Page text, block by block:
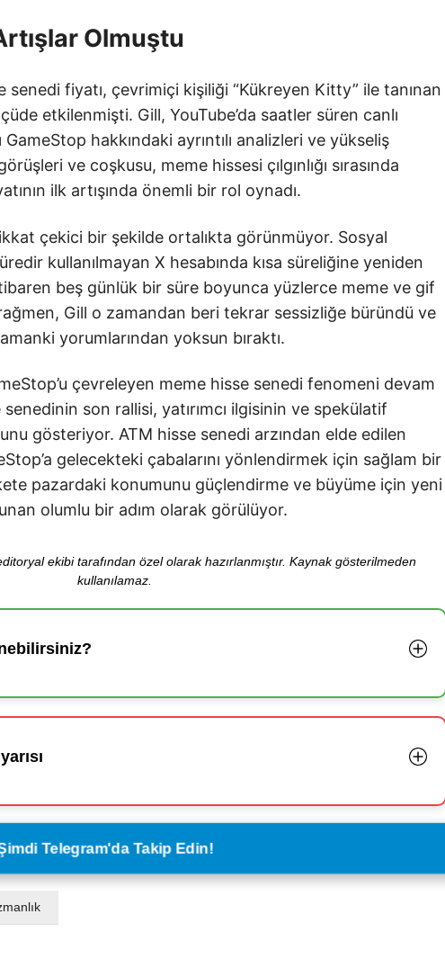
Olmuştu
senedi fiyatı, çevrimiçi kişiliği “Kükreyen Kitty” ile tanınan
etkilenmişti. Gill, YouTube’da saatler süren canlı
GameStop hakkındaki ayrıntılı analizleri ve yükseliş
ve coşkusu, meme hissesi çılgınlığı sırasında
ilk artışında önemli bir rol oynadı.
çekici bir şekilde ortalıkta görünmüyor. Sosyal
kullanılmayan X hesabında kısa süreliğine yeniden
beş günlük bir süre boyunca yüzlerce meme ve gif
Gill o zamandan beri tekrar sessizliğe büründü ve
yorumlarından yoksun bıraktı.
çevreleyen meme hisse senedi fenomeni devam
son rallisi, yatırımcı ilgisinin ve spekülatif
gösteriyor. ATM hisse senedi arzından elde edilen
gelecekteki çabalarını yönlendirmek için sağlam bir
pazardaki konumunu güçlendirme ve büyüme için yeni
olumlu bir adım olarak görülüyor.
ekibi tarafından özel olarak hazırlanmıştır. Kaynak gösterilmeden
kullanılamaz.
Telegram'da Takip Edin!